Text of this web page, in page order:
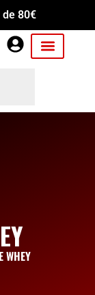
de 80€
WHEY